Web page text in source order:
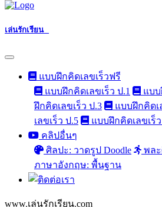
เล่นรักเรียน
แบบฝึกคิดเลขเร็วฟรี
แบบฝึกคิดเลขเร็ว ป.1
แบบ
ฝึกคิดเลขเร็ว ป.3
แบบฝึกคิดเ
เลขเร็ว ป.5
แบบฝึกคิดเลขเร็
คลิปอื่นๆ
ศิลปะ: วาดรูป Doodle
พล
ภาษาอังกฤษ: พื้นฐาน
www.เล่นรักเรียน.com